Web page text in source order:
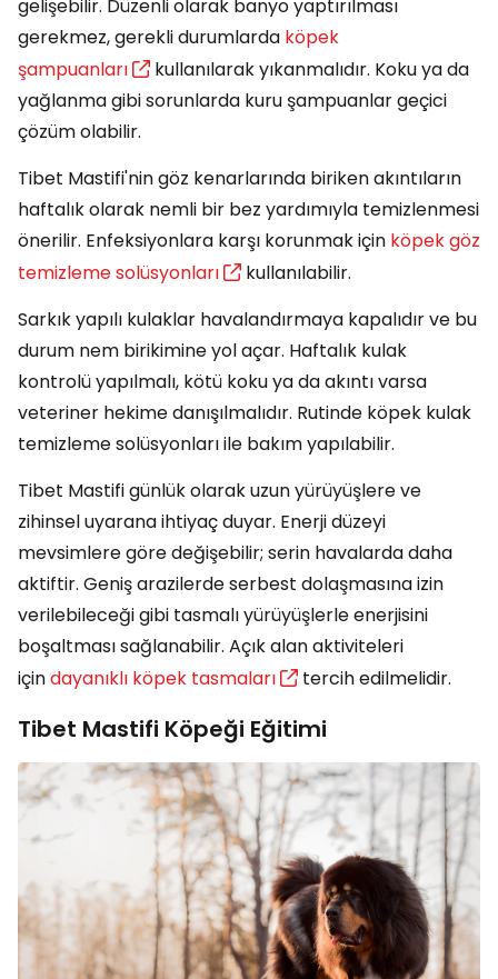
gelişebilir. Düzenli olarak banyo yaptırılması
gerekmez, gerekli durumlarda köpek
şampuanları
kullanılarak yıkanmalıdır. Koku ya da
yağlanma gibi sorunlarda kuru şampuanlar geçici
çözüm olabilir.
Tibet Mastifi'nin göz kenarlarında biriken akıntıların
haftalık olarak nemli bir bez yardımıyla temizlenmesi
önerilir. Enfeksiyonlara karşı korunmak için köpek göz
temizleme solüsyonları
kullanılabilir.
Sarkık yapılı kulaklar havalandırmaya kapalıdır ve bu
durum nem birikimine yol açar. Haftalık kulak
kontrolü yapılmalı, kötü koku ya da akıntı varsa
veteriner hekime danışılmalıdır. Rutinde köpek kulak
temizleme solüsyonları ile bakım yapılabilir.
Tibet Mastifi günlük olarak uzun yürüyüşlere ve
zihinsel uyarana ihtiyaç duyar. Enerji düzeyi
mevsimlere göre değişebilir; serin havalarda daha
aktiftir. Geniş arazilerde serbest dolaşmasına izin
verilebileceği gibi tasmalı yürüyüşlerle enerjisini
boşaltması sağlanabilir. Açık alan aktiviteleri
içindayanıklı köpek tasmaları tercih edilmelidir.
Tibet Mastifi Köpeği Eğitimi